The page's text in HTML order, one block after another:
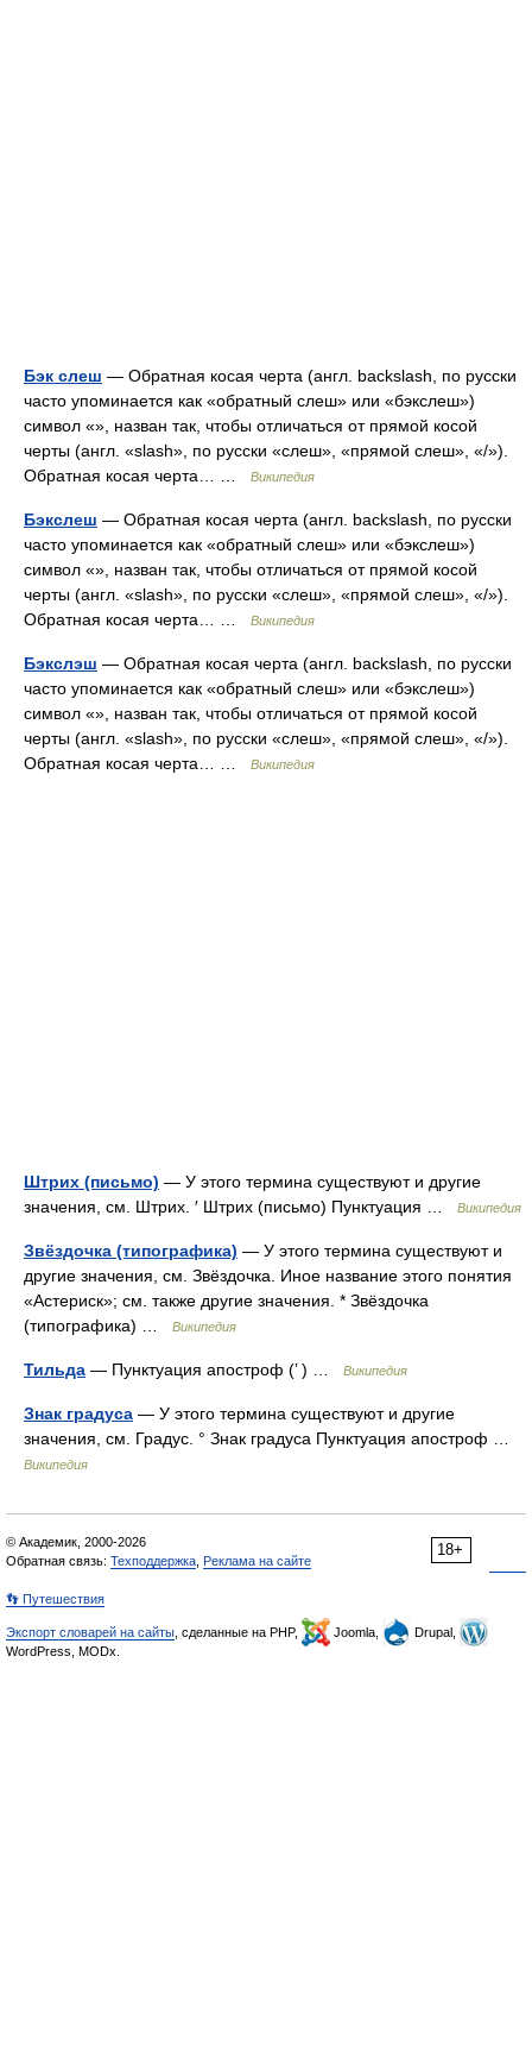
Бэк слеш — Обратная косая черта (англ. backslash, по русски
часто упоминается как «обратный слеш» или «бэкслеш»)
символ «», назван так, чтобы отличаться от прямой косой
черты (англ. «slash», по русски «слеш», «прямой слеш», «/»).
Обратная косая черта… …
Википедия
Бэкслеш — Обратная косая черта (англ. backslash, по русски
часто упоминается как «обратный слеш» или «бэкслеш»)
символ «», назван так, чтобы отличаться от прямой косой
черты (англ. «slash», по русски «слеш», «прямой слеш», «/»).
Обратная косая черта… …
Википедия
Бэкслэш — Обратная косая черта (англ. backslash, по русски
часто упоминается как «обратный слеш» или «бэкслеш»)
символ «», назван так, чтобы отличаться от прямой косой
черты (англ. «slash», по русски «слеш», «прямой слеш», «/»).
Обратная косая черта… …
Википедия
Штрих (письмо) — У этого термина существуют и другие
значения, см. Штрих. ′ Штрих (письмо) Пунктуация …
Википедия
Звёздочка (типографика) — У этого термина существуют и
другие значения, см. Звёздочка. Иное название этого понятия
«Астериск»; см. также другие значения. * Звёздочка
(типографика) …
Википедия
Тильда — Пунктуация апостроф (’ ) … Википедия
Знак градуса — У этого термина существуют и другие
значения, см. Градус. ° Знак градуса Пунктуация апостроф …
Википедия
18+
© Академик, 2000-2026
Обратная связь: Техподдержка Реклама на сайте
👣 Путешествия
Экспорт словарей на сайты , сделанные на PHP, Joomla,
Drupal,
WordPress, MODx.